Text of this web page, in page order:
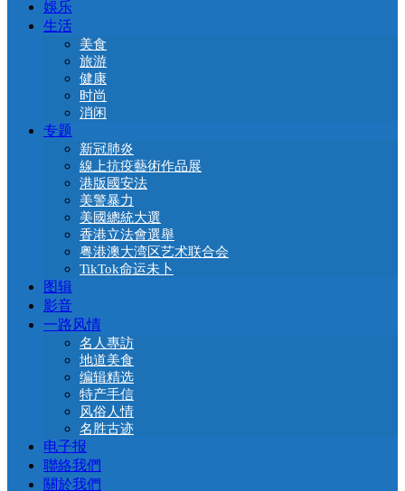
娛乐
生活
美食
旅游
健康
时尚
消闲
专题
新冠肺炎
線上抗疫藝術作品展
港版國安法
美警暴力
美國總統大選
香港立法會選舉
粤港澳大湾区艺术联合会
TikTok命运未卜
图辑
影音
一路风情
名人專訪
地道美食
编辑精选
特产手信
风俗人情
名胜古迹
电子报
聯絡我們
關於我們